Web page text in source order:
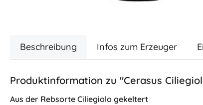
Beschreibung Infos zum Erzeuger
Produktinformation zu "Cerasus
Aus der Rebsorte Ciliegiolo gekeltert